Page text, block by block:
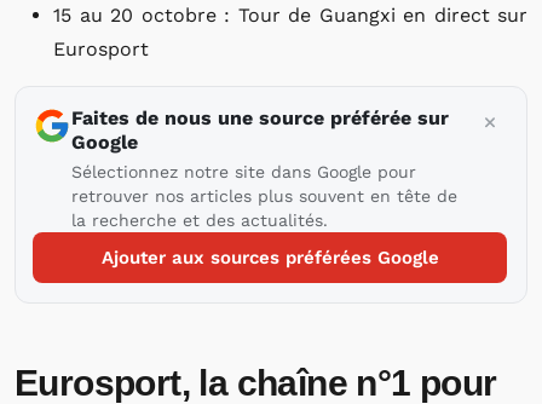
15 au 20 octobre : Tour de Guangxi en direct sur
Eurosport
Faites de nous une source préférée sur
Google
Sélectionnez notre site dans Google pour
retrouver nos articles plus souvent en tête de
la recherche et des actualités.
Ajouter aux sources préférées Google
Eurosport, la chaîne n°1 pour